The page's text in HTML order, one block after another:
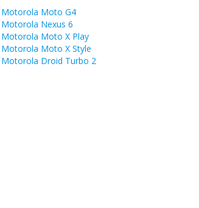
Motorola Moto G4
Motorola Nexus 6
Motorola Moto X Play
Motorola Moto X Style
Motorola Droid Turbo 2